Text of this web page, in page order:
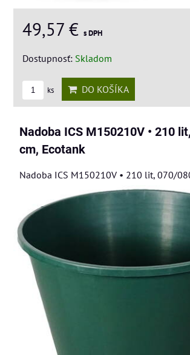
49,57 € s DPH
Dostupnosť: Skladom
ks DO KOŠÍKA
Nadoba ICS M150210V • 210
cm, Ecotank
Nadoba ICS M150210V • 210 lit, 070/